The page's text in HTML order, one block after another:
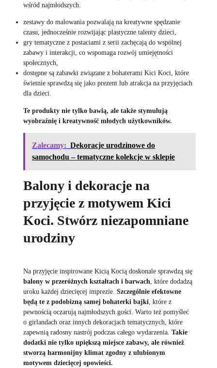
wśród najmłodszych.
zestawy do malowania pozwalają na kreatywne spędzanie
czasu, jednocześnie rozwijając plastyczne talenty dzieci,
gry tematyczne z postaciami z serii zachęcają do wspólnej
zabawy i interakcji, co wspomaga rozwój umiejętności
społecznych,
dostępne są zabawki związane z bohaterami Kici Koci, które
świetnie sprawdzą się jako prezent lub atrakcja na przyjęciach
dla dzieci.
Te produkty nie tylko bawią, ale także stymulują
wyobraźnię i kreatywność młodych użytkowników.
Zalecamy: Dekoracje urodzinowe do
samochodu – tematyczne kolekcje w sklepie
Balony i dekoracje na
przyjęcie z motywem Kici
Koci. Stwórz niezapomniane
urodziny
Na przyjęcie inspirowane Kicią Kocią doskonale sprawdzą się
balony w przeróżnych kształtach i barwach , które dodadzą
uroku każdej dziecięcej imprezie. Szczególnie efektowne
będą te z podobizną samej bohaterki bajki , które z
pewnością oczarują najmłodszych gości. Warto też pomyśleć
o girlandach oraz innych dekoracjach tematycznych, które
zapewnią radosny nastrój podczas całego wydarzenia. Takie
dodatki nie tylko upiększą miejsce zabawy, ale również
stworzą harmonijny klimat zgodny z ulubionym
motywem dziecięcej opowieści.